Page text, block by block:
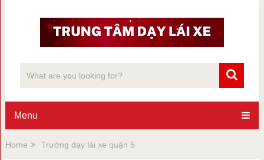
Menu
Home Trường dạy lái xe quận 5